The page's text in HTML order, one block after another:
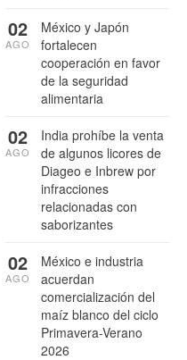
México y Japón
fortalecen
cooperación en favor
de la seguridad
alimentaria
02
AGO
India prohíbe la venta
de algunos licores de
Diageo e Inbrew por
infracciones
relacionadas con
saborizantes
02
AGO
México e industria
acuerdan
comercialización del
maíz blanco del ciclo
Primavera-Verano
2026
02
AGO